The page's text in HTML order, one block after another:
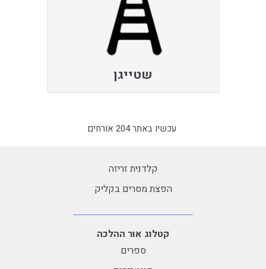
שטייגן
עכשיו באתר 204 אורחים
קלדנית זריזה
הפצת מסרים בקליק
קטלוג אור ההלכה
ספרים